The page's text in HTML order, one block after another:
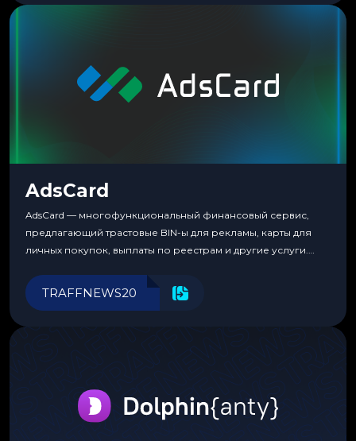
AdsCard
AdsCard — многофункциональный финансовый сервис,
предлагающий трастовые BIN-ы для рекламы, карты для
личных покупок, выплаты по реестрам и другие услуги.
инструменты для управления финансами.
TRAFFNEWS20